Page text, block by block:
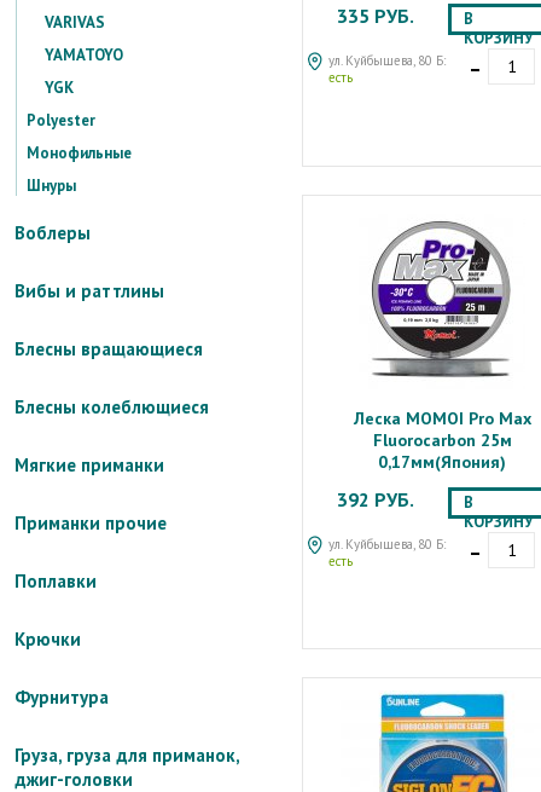
VARIVAS
YAMATOYO
YGK
Polyester
Монофильные
Шнуры
Воблеры
Вибы и раттлины
Блесны вращающиеся
Блесны колеблющиеся
Мягкие приманки
Приманки прочие
Поплавки
Крючки
Фурнитура
Груза, груза для приманок,
джиг-головки
335 РУБ.
ул. Куйбышева, 80 Б:
есть
В
КОРЗИНУ
-
Леска MOMOI Pro Max
Fluorocarbon 25м
0,17мм(Япония)
392 РУБ.
ул. Куйбышева, 80 Б:
есть
В
КОРЗИНУ
-